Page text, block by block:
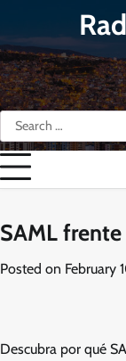
content
Search
for:
SAML frente
Posted on February
Descubra por qué